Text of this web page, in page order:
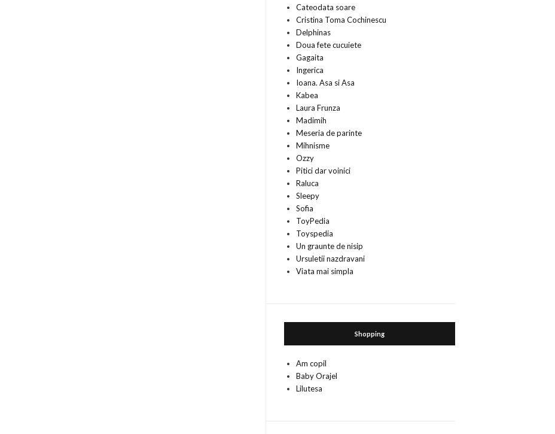
Cateodata soare
Cristina Toma Cochinescu
Delphinas
Doua fete cucuiete
Gagaita
Ingerica
Ioana. Asa si Asa
Kabea
Laura Frunza
Madimih
Meseria de parinte
Mihnisme
Ozzy
Pitici dar voinici
Raluca
Sleepy
Sofia
ToyPedia
Toyspedia
Un graunte de nisip
Ursuletii nazdravani
Viata mai simpla
Shopping
Am copil
Baby Orajel
Lilutesa